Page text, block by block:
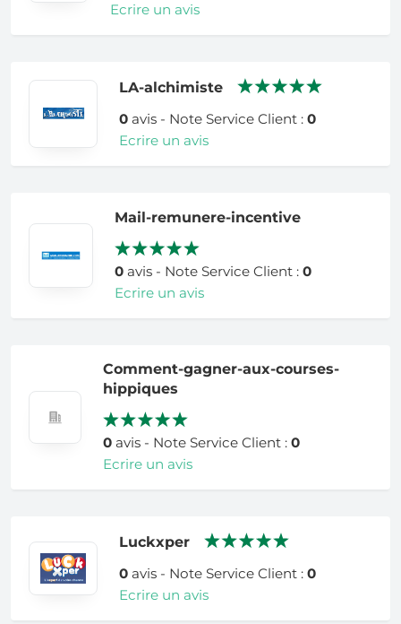
Ecrire un avis
LA-alchimiste
0avis - Note Service Client : 0
Ecrire un avis
Mail-remunere-incentive
0avis - Note Service Client : 0
Ecrire un avis
Comment-gagner-aux-courses-
hippiques
0 avis - Note Service Client :0
Ecrire un avis
Luckxper
0avis - Note Service Client : 0
Ecrire un avis